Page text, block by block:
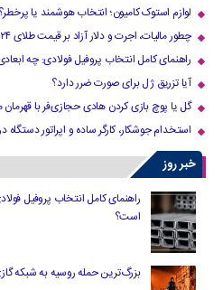
لوازم استوک کامیون؛ انتخاب هوشمند یا پرخطر؟
چطور مالیات، اجرت و دلار آزاد بر قیمت طلای ۲۴ عیار اثر می‌گذارد؟
راهنمای کامل انتخاب پروفیل فولادی: چه
آیا تزریق ژل برای صورت ضرر دارد​؟
گل یا پوچ بازی کردن هادی حجازی‌فر با
استخدام جوشکار، کارگر ساده و اپراتور دستگاه
خبر روز
راهنمای کامل انتخاب پروفیل
است؟
بزرگ‌ترین حمله روسیه به شبکه